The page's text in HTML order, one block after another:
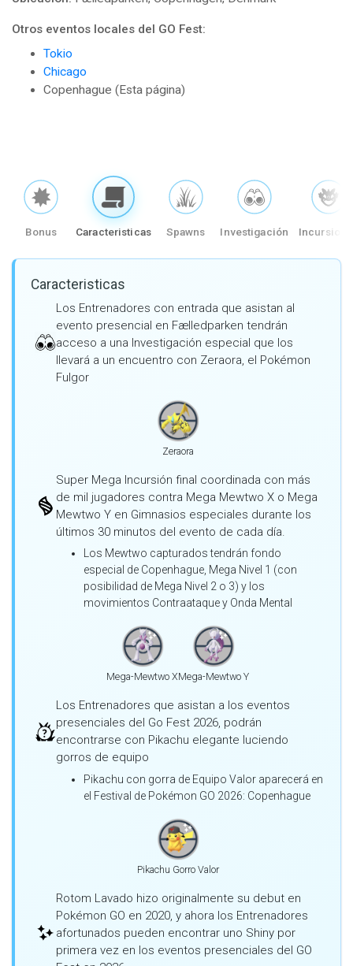
Otros eventos locales del GO Fest:
Tokio
Chicago
Copenhague (Esta página)
Bonus Caracteristicas Spawns Investigación
Caracteristicas
Los Entrenadores con entrada que asistan al
evento presencial en Fælledparken tendrán
acceso a una Investigación especial que los
llevará a un encuentro con Zeraora, el Pokémon
Fulgor
Zeraora
Super Mega Incursión final coordinada con más
de mil jugadores contra Mega Mewtwo X o Mega
Mewtwo Y en Gimnasios especiales durante los
últimos 30 minutos del evento de cada día.
Los Mewtwo capturados tendrán fondo
especial de Copenhague, Mega Nivel 1 (con
posibilidad de Mega Nivel 2 o 3) y los
movimientos Contraataque y Onda Mental
Mega-Mewtwo XMega-Mewtwo Y
Los Entrenadores que asistan a los eventos
presenciales del Go Fest 2026, podrán
encontrarse con Pikachu elegante luciendo
gorros de equipo
Pikachu con gorra de Equipo Valor aparecerá en
el Festival de Pokémon GO 2026: Copenhague
Pikachu Gorro Valor
Rotom Lavado hizo originalmente su debut en
Pokémon GO en 2020, y ahora los Entrenadores
afortunados pueden encontrar uno Shiny por
primera vez en los eventos presenciales del GO